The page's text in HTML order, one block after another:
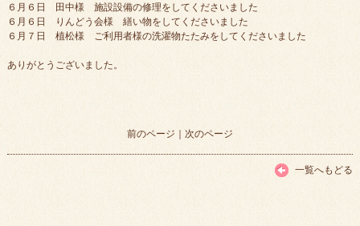
６月６日 田中様 施設設備の修理をしてくださいました
６月６日 りんどう会様 繕い物をしてくださいました
６月７日 植松様 ご利用者様の洗濯物たたみをしてくださいました
ありがとうございました。
前のページ ｜ 次のページ
一覧へもどる